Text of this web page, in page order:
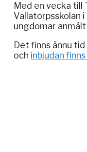
Med en vecka till
Vallatorpsskolan i
ungdomar
Det finns ännu
och inbjudan